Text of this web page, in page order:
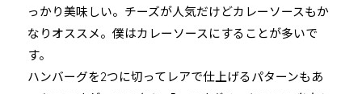
っかり美味しい。チーズが人気だけどカレーソースもか
なりオススメ。僕はカレーソースにすることが多いで
す。
ハンバーグを2つに切ってレアで仕上げるパターンもあ